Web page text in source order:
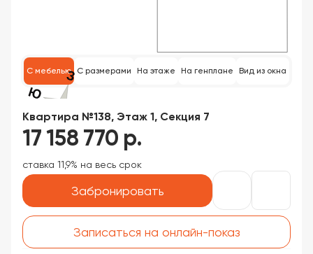
С мебелью С размерами На этаже На генплане Вид из окна
Квартира №138, Этаж 1, Секция 7
17 158 770 р.
ставка 11,9% на весь срок
Забронировать
Записаться на онлайн-показ